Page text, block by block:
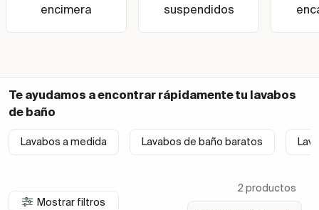
encimera
suspendidos
Te ayudamos a encontrar rápidamente tu lavabos
de baño
Lavabos a medida Lavabos de baño baratos
Mostrar filtros
2 productos